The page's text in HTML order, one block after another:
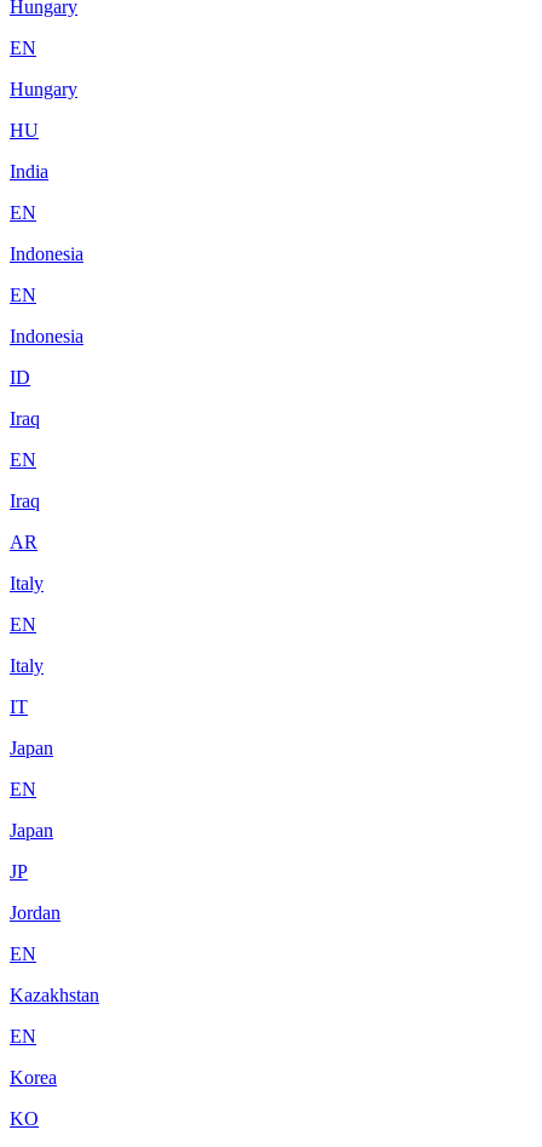
Hungary
EN
Hungary
HU
India
EN
Indonesia
EN
Indonesia
ID
Iraq
EN
Iraq
AR
Italy
EN
Italy
IT
Japan
EN
Japan
JP
Jordan
EN
Kazakhstan
EN
Korea
KO